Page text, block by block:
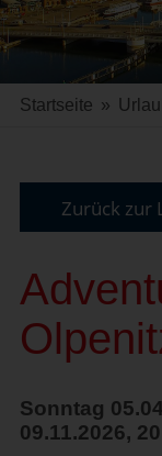
Startseite »
Zurück zur
Sonntag
09.11.2026,